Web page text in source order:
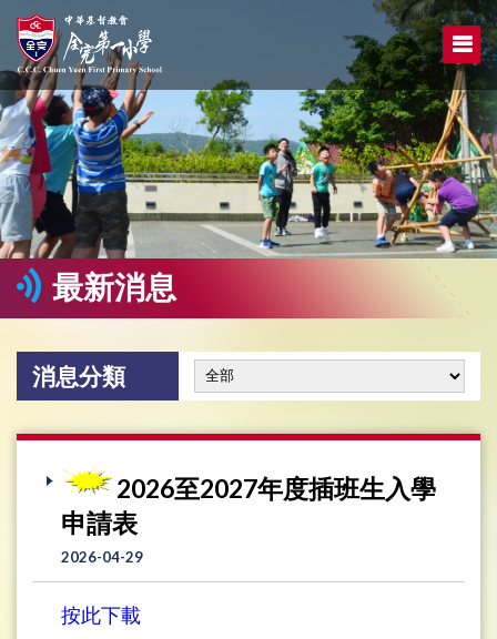
最新消息
消息分類
2026至2027年度插班生入學
申請表
2026-04-29
按此下載